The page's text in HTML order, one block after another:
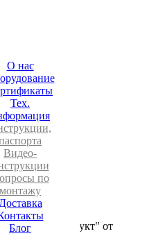
О нас
Тех.
Видео-
по
монтажу
Доставка
Блог
от
продукт" от